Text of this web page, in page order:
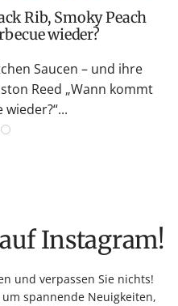
Rib, Smoky Peach
wieder?
Saucen – und ihre
Reed „Wann kommt
auf Instagram!
und verpassen Sie nichts!
spannende Neuigkeiten,